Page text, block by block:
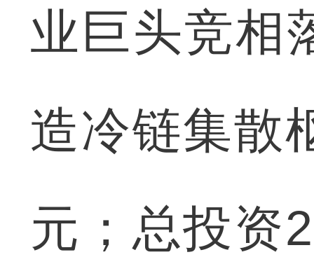
业巨头竞相
造冷链集散
元；总投资